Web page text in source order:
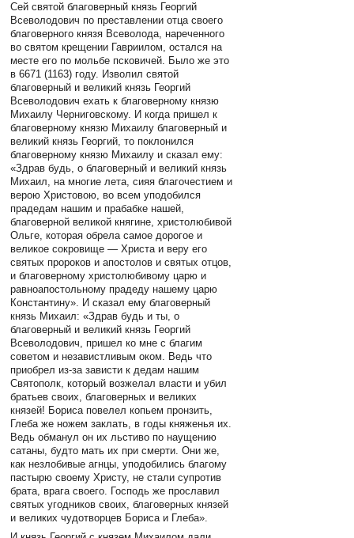
Сей святой благоверный князь Георгий
Всеволодович по преставлении отца своего
благоверного князя Всеволода, нареченного
во святом крещении Гавриилом, остался на
месте его по мольбе псковичей. Было же это
в 6671 (1163) году. Изволил святой
благоверный и великий князь Георгий
Всеволодович ехать к благоверному князю
Михаилу Черниговскому. И когда пришел к
благоверному князю Михаилу благоверный и
великий князь Георгий, то поклонился
благоверному князю Михаилу и сказал ему:
«Здрав будь, о благоверный и великий князь
Михаил, на многие лета, сияя благочестием и
верою Христовою, во всем уподобился
прадедам нашим и прабабке нашей,
благоверной великой княгине, христолюбивой
Ольге, которая обрела самое дорогое и
великое сокровище — Христа и веру его
святых пророков и апостолов и святых отцов,
и благоверному христолюбивому царю и
равноапостольному прадеду нашему царю
Константину». И сказал ему благоверный
князь Михаил: «Здрав будь и ты, о
благоверный и великий князь Георгий
Всеволодович, пришел ко мне с благим
советом и независтливым оком. Ведь что
приобрел из-за зависти к дедам нашим
Святополк, который возжелал власти и убил
братьев своих, благоверных и великих
князей! Бориса повелел копьем пронзить,
Глеба же ножем заклать, в годы княженья их.
Ведь обманул он их льстиво по наущению
сатаны, будто мать их при смерти. Они же,
как незлобивые агнцы, уподобились благому
пастырю своему Христу, не стали супротив
брата, врага своего. Господь же прославил
святых угодников своих, благоверных князей
и великих чудотворцев Бориса и Глеба».